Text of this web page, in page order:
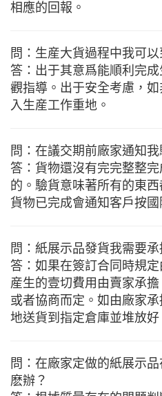
相應的回報。
問：生産大貨過程中我可
答：出于其意爲能順利完
觀指導。出于安全考慮，
入生産工作重地。
問：在議交期前廠家通知我
答：貨物還沒有完完整整
的。驗貨意味著所有的東
貨物已完成會通知客戶按
問：紙展示品發貨我需要承
答：如果在簽訂合同時規
産生的壹切費用由賣家承
或者協商而定。如由廠家
地送貨到指定倉庫並堆放好
問：在廠家定做的紙展示
麽辦？